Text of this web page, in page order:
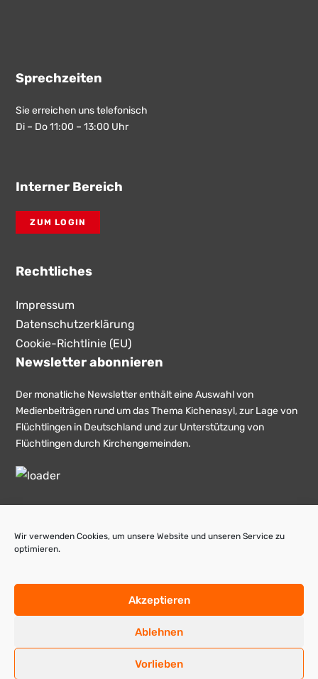
Wir verwenden Cookies, um unsere Website und unseren Service zu
optimieren.
Akzeptieren
Ablehnen
Vorlieben
Sprechzeiten
Sie erreichen uns telefonisch
Di – Do 11:00 – 13:00 Uhr
Interner Bereich
ZUM LOGIN
Rechtliches
Impressum
Datenschutzerklärung
Cookie-Richtlinie (EU)
Newsletter abonnieren
Der monatliche Newsletter enthält eine Auswahl von
Medienbeiträgen rund um das Thema Kichenasyl, zur Lage von
Flüchtlingen in Deutschland und zur Unterstützung von
Flüchtlingen durch Kirchengemeinden.